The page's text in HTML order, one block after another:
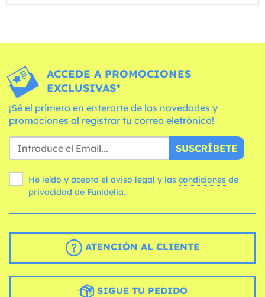
ACCEDE A PROMOCIONES
EXCLUSIVAS*
¡Sé el primero en enterarte de las novedades y
promociones al registrar tu correo eletrónico!
SUSCRÍBETE
He leído y acepto el aviso legal y las condiciones
privacidad de Funidelia.
ATENCIÓN AL CLIENTE
SIGUE TU PEDIDO